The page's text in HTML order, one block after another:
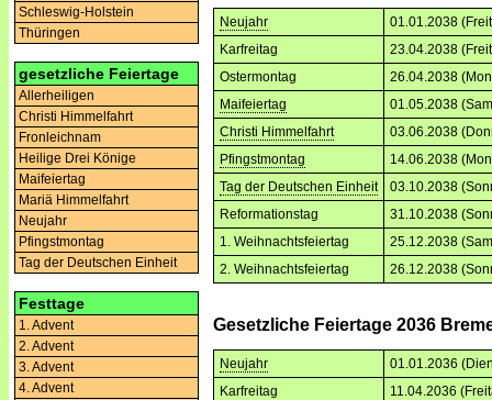
Schleswig-Holstein
Thüringen
gesetzliche Feiertage
Allerheiligen
Christi Himmelfahrt
Fronleichnam
Heilige Drei Könige
Maifeiertag
Mariä Himmelfahrt
Neujahr
Pfingstmontag
Tag der Deutschen Einheit
Festtage
1. Advent
2. Advent
3. Advent
4. Advent
Neujahr
01.01.2038
Karfreitag
23.04.2038
Ostermontag
26.04.2038
Maifeiertag
01.05.2038
Christi Himmelfahrt
03.06.2038
Pfingstmontag
14.06.2038
Tag der Deutschen Einheit
03.10.2038
Reformationstag
31.10.2038
1. Weihnachtsfeiertag
25.12.2038
2. Weihnachtsfeiertag
26.12.2038
Gesetzliche Feiertage 2036
Neujahr
01.01.2036
Karfreitag
11.04.2036